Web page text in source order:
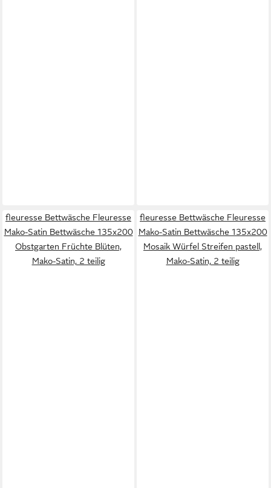
fleuresse Bettwäsche Fleuresse
Mako-Satin Bettwäsche 135x200
Obstgarten Früchte Blüten,
Mako-Satin, 2 teilig
fleuresse Bettwäsche Fleuresse
Mako-Satin Bettwäsche 135x200
Mosaik Würfel Streifen pastell,
Mako-Satin, 2 teilig